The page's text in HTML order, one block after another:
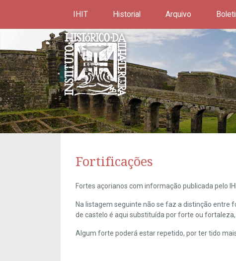
IHIT Historial Arquivo
Fortificações
Fortes açorianos com informação publicada pelo
Na listagem seguinte não se faz a distinção entre
de castelo é aqui substituída por forte ou fortaleza,
Algum forte poderá estar repetido, por ter tido